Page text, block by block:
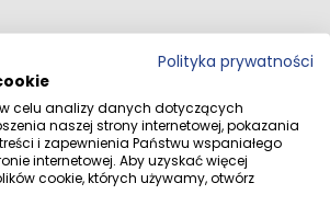
Przejdź do całego opisu
Polityka prywatności
celu analizy danych dotyczących
naszej strony internetowej, pokazania
i zapewnienia Państwu wspaniałego
internetowej. Aby uzyskać więcej
cookie, których używamy, otwórz